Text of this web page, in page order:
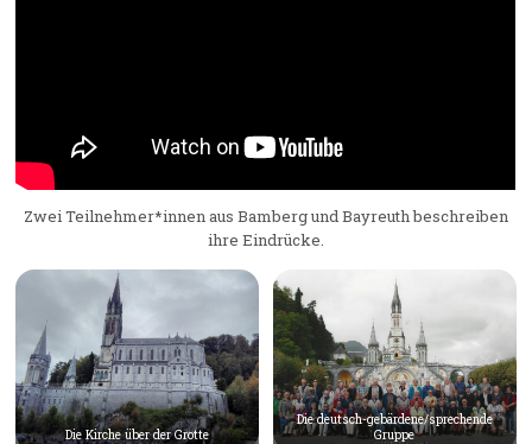
Zwei Teilnehmer*innen aus Bamberg und Bayreuth beschreiben
ihre Eindrücke.
Die Kirche über der Grotte
Die deutsch-gebärdene/sprechende
Gruppe